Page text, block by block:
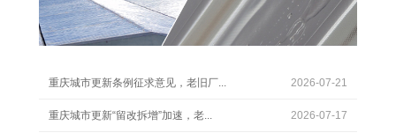
2026-07-21
重庆城市更新条例征求意见，老旧厂...
2026-07-17
重庆城市更新“留改拆增”加速，老...